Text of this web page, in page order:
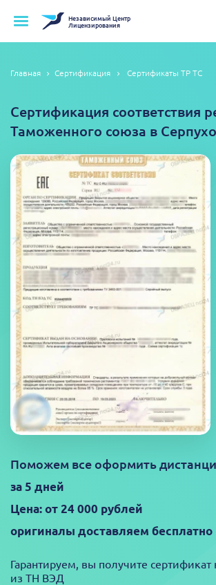
НезависимыйЦентр
Лицензирования
Главная Сертификация Сертификаты ТР ТС
Сертификация соответствия
Таможенного союза в
Поможем все оформить
за 5 дней
Цена: от 24 000 рублей
оригиналы доставляем бесплатно
Гарантируем, вы получите
из ТН ВЭД